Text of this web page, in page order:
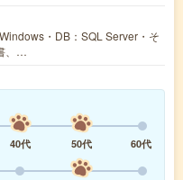
・DB：SQL Server・そ
、…
40代 50代
60代